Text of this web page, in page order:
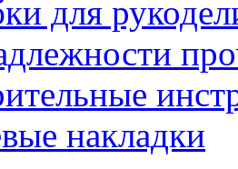
для
накладки